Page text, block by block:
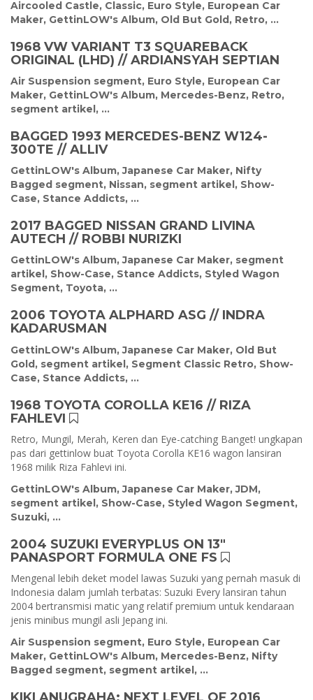
Aircooled Castle, Classic, Euro Style, European Car
Maker, GettinLOW's Album, Old But Gold, Retro, ...
1968 VW VARIANT T3 SQUAREBACK
ORIGINAL (LHD) // ARDIANSYAH SEPTIAN
Air Suspension segment, Euro Style, European Car
Maker, GettinLOW's Album, Mercedes-Benz, Retro,
segment artikel, ...
BAGGED 1993 MERCEDES-BENZ W124-
300TE // ALLIV
GettinLOW's Album,Japanese Car Maker, Nifty
Bagged segment, Nissan, segment artikel, Show-
Case, Stance Addicts, ...
2017 BAGGED NISSAN GRAND LIVINA
AUTECH // ROBBI NURIZKI
GettinLOW's Album,Japanese Car Maker, segment
artikel, Show-Case, Stance Addicts, Styled Wagon
Segment, Toyota, ...
2006 TOYOTA ALPHARD ASG // INDRA
KADARUSMAN
GettinLOW's Album,Japanese Car Maker, Old But
Gold, segment artikel, Segment Classic Retro, Show-
Case, Stance Addicts, ...
1968 TOYOTA COROLLA KE16 // RIZA
FAHLEVI
Retro, Mungil, Merah, Keren dan Eye-catching Banget! ungkapan
pas dari gettinlow buat Toyota Corolla KE16 wagon lansiran
1968 milik Riza Fahlevi ini.
GettinLOW's Album,Japanese Car Maker,JDM,
segment artikel, Show-Case, Styled Wagon Segment,
Suzuki, ...
2004 SUZUKI EVERYPLUS ON 13"
PANASPORT FORMULA ONE FS
Mengenal lebih deket model lawas Suzuki yang pernah masuk di
Indonesia dalam jumlah terbatas: Suzuki Every lansiran tahun
2004 bertransmisi matic yang relatif premium untuk kendaraan
jenis minibus mungil asli Jepang ini.
Air Suspension segment, Euro Style, European Car
Maker, GettinLOW's Album, Mercedes-Benz, Nifty
Bagged segment, segment artikel, ...